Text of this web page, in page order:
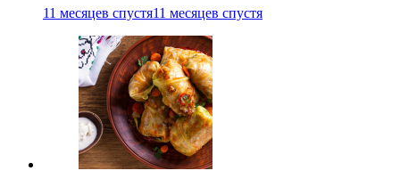
11 месяцев спустя11 месяцев спустя